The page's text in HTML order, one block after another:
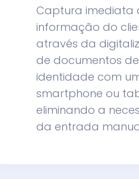
Captura imediata
informação do
através da
de documentos de
identidade com
smartphone ou
eliminando a
da entrada